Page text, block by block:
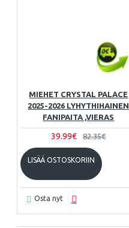
MIEHET CRYSTAL PALACE
2025-2026 LYHYTHIHAINEN
FANIPAITA ,VIERAS
39.99€ 82.35€
LISÄÄ OSTOSKORIIN
Osta nyt